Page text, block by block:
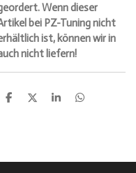
Wenn dieser
bei PZ-Tuning nicht
ist, können wir in
nicht liefern!
T
T
T
T